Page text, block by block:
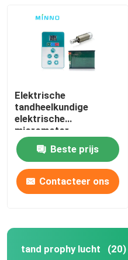
Elektrische
tandheelkundige
elektrische
micromotor
borstelloze LED 24V
Beste prijs
Contacteer ons
tand prophy lucht (20)